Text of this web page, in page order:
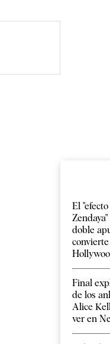
El
doble
Final
de los
Alice
ver en